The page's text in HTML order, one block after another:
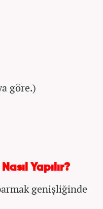
göre.)
Yapılır?
genişliğinde